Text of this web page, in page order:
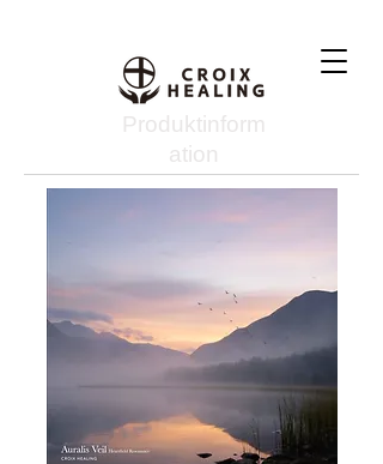
Produktinform
ation